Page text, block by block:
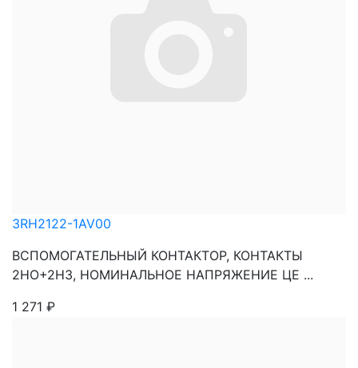
3RH2122-1AV00
ВСПОМОГАТЕЛЬНЫЙ КОНТАКТОР, КОНТАКТЫ
2НО+2НЗ, НОМИНАЛЬНОЕ НАПРЯЖЕНИЕ ЦЕ ...
1 271 ₽